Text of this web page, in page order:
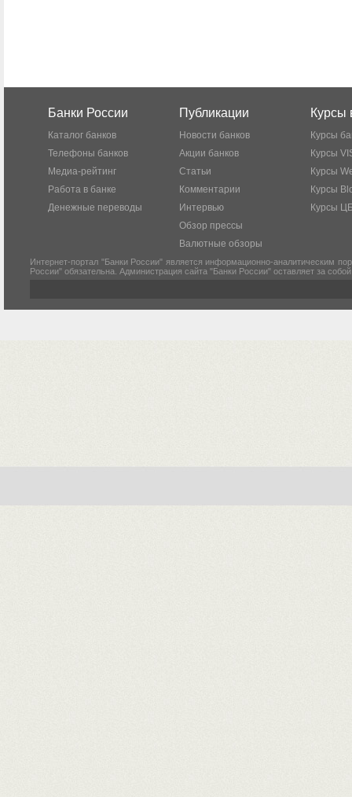
Банки России
Каталог банков
Телефоны банков
Медиа-рейтинг
Работа в банке
Денежные переводы
Публикации
Новости банков
Акции банков
Статьи
Комментарии
Интервью
Обзор прессы
Валютные обзоры
Курсы
Курсы
Курсы
Курсы
Курсы
Курсы
Интернет-портал "Банки России" является информационно-аналитическим
России" обязательна. Администрация сайта "Банки России" оставляет за